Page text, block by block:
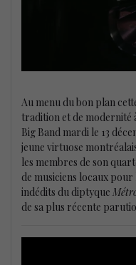
Au menu du bon plan
tradition et de modernité
Big Band mardi le 13
jeune virtuose
les membres de son
de musiciens locaux
indédits du diptyque
de sa plus récente